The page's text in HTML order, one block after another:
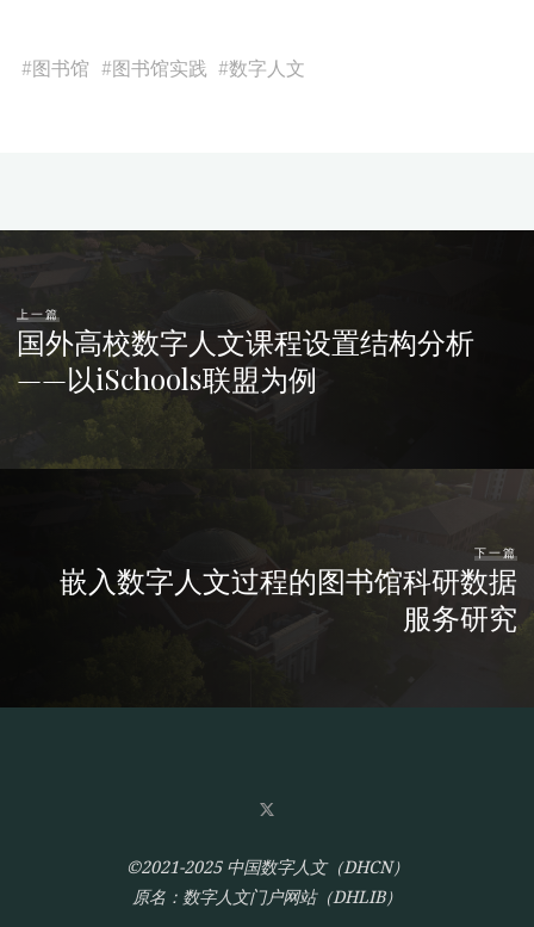
#图书馆 #图书馆实践 #数字人文
上一篇
国外高校数字人文课程设置结构分析
——以iSchools联盟为例
下一篇
嵌入数字人文过程的图书馆科研数据
服务研究
©2021-2025 中国数字人文（DHCN）
原名：数字人文门户网站（DHLIB）